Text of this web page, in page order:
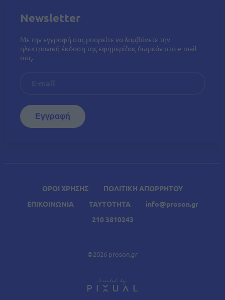
ΟΡΟΙ ΧΡΗΣΗΣ
ΠΟΛΙΤΙΚΗ ΑΠΟΡΡΗΤΟΥ
ΕΠΙΚΟΙΝΩΝΙΑ
ΤΑΥΤΟΤΗΤΑ
info@proson.gr
210 3810243
©2026 proson.gr
Newsletter
Με την εγγραφή σας μπορείτε να λαμβάνετε την
ηλεκτρονική έκδοση της εφημερίδας δωρεάν στο e-mail
σας.